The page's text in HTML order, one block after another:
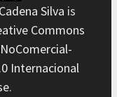
Cadena Silva is
Commons
Internacional
.